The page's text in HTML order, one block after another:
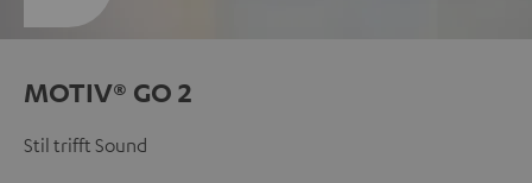
MOTIV® GO 2
Stil trifft Sound